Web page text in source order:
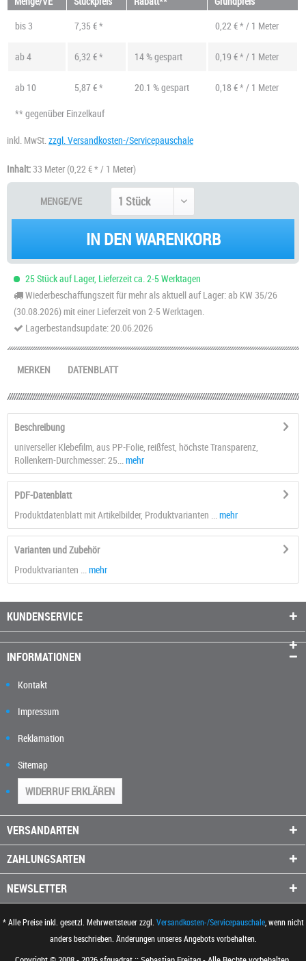
bis 3 7,35 € * 0,22 € * / 1 Meter
ab4 6,32 € * 14 % gespart 0,19 € * / 1 Meter
ab 10 5,87 € * 20.1 % gespart
0,18 € * / 1 Meter
** gegenüber Einzelkauf
inkl. MwSt. zzgl. Versandkosten-/Servicepauschale
Inhalt: 33 Meter (0,22 € * / 1 Meter)
MENGE/VE
IN DEN WARENKORB
25 Stück auf Lager, Lieferzeit ca. 2-5 Werktagen
Wiederbeschaffungszeit für mehr als aktuell auf Lager: ab KW 35/26
(30.08.2026) mit einer Lieferzeit von 2-5 Werktagen.
Lagerbestandsupdate: 20.06.2026
DATENBLATT
MERKEN
Beschreibung
universeller Klebefilm, aus PP-Folie, reißfest, höchste Transparenz,
Rollenkern-Durchmesser: 25...
mehr
PDF-Datenblatt
Produktdatenblatt mit Artikelbilder, Produktvarianten ... mehr
Varianten und Zubehör
Produktvarianten ... mehr
KUNDENSERVICE
INFORMATIONEN
Kontakt
Impressum
Reklamation
Sitemap
WIDERRUF ERKLÄREN
VERSANDARTEN
ZAHLUNGSARTEN
NEWSLETTER
* Alle Preise inkl. gesetzl. Mehrwertsteuer zzgl. Versandkosten-/Servicepauschale, wenn nicht
anders beschrieben. Änderungen unseres Angebots vorbehalten.